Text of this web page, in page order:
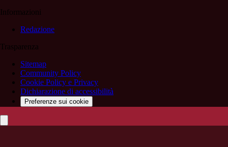
Informazioni
Redazione
Trasparenza
Sitemap
Community Policy
Cookie Policy e Privacy
Dichiarazione di accessibilità
Preferenze sui cookie